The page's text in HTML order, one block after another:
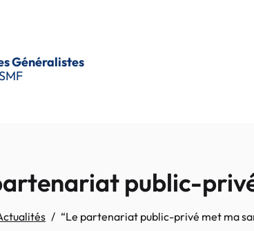
Généralistes
public-
“Le partenariat public-privé met ma